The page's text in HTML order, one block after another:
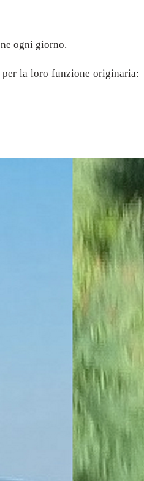
ogni giorno.
per la loro funzione originaria: